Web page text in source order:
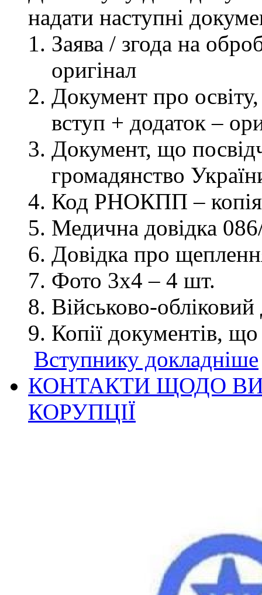
надати наступні
Заява / згода на
оригінал
Документ про освіту,
вступ + додаток –
Документ, що
громадянство
Код РНОКПП – копія
Медична довідка
Довідка про
Фото 3х4 – 4 шт.
Військово-
Копії документів,
Вступнику докладніше
КОНТАКТИ ЩОДО
КОРУПЦІЇ